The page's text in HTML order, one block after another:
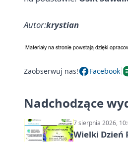
Autor:krystian
Zaobserwuj nas! Facebook
Nadchodzące
7 sierpnia 2026,
Wielki Dzień